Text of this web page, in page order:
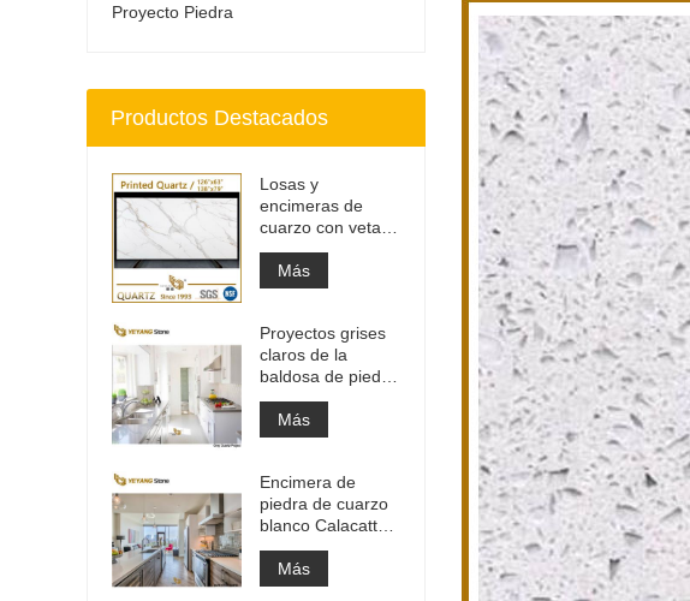
Proyecto Piedra
Productos Destacados
Losas y
encimeras de
cuarzo con veta
gris impresa |
Cuarzo impreso
de cuerpo entero
Más
Proyectos grises
claros de la
baldosa de piedra
del material de
construcción de
alta calidad
Más
Encimera de
piedra de cuarzo
blanco Calacatta
de ingeniería
artificial, encimera
de tocador y losa
Más